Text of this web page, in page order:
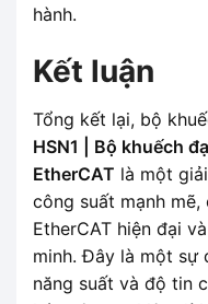
hành.
Kết luận
Tổng kết lại, bộ
HSN1 | Bộ khuếch
EtherCAT là một
công suất mạnh
EtherCAT hiện đại
minh. Đây là một sự
năng suất và độ tin